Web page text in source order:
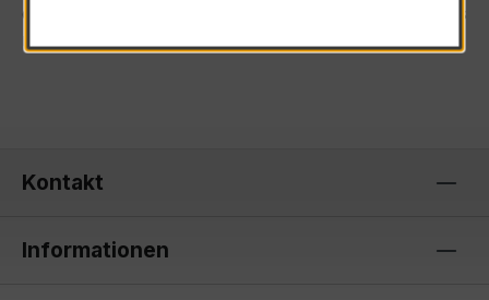
des in einer bestimmten Zeitdauer fließenden Stromes
Kontakt
Informationen